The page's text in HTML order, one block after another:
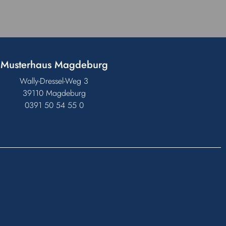
Musterhaus Magdeburg
Wally-Dressel-Weg 3
39110 Magdeburg
0391 50 54 55 0